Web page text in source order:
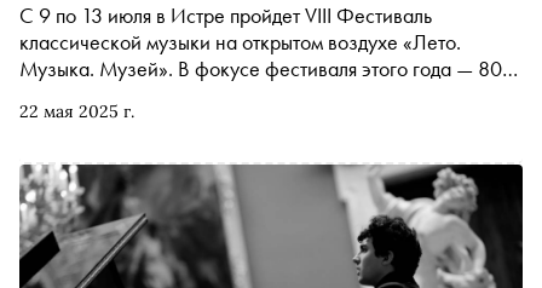
22 мая 2025 г.
С 9 по 13 июля в Истре пройдет VIII Фестиваль
классической музыки на открытом воздухе «Лето.
Музыка. Музей». В фокусе фестиваля этого года — 80-
Легендарные сочинения Прокофьева и Шостаковича
раскрывается произведениями Хачатуряна,
Рахманинова, Бернстайна. Завершится фестиваль гала-
концертом творческого наследия Исаака и Максима
Дунаевских